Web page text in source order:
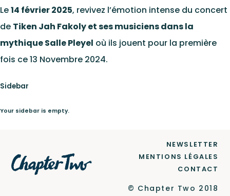
Le Label
Newsletter
Contact
Le14 février 2025, revivez l’émotion intense du concert
de Tiken Jah Fakoly et ses musiciens dans la
mythique Salle Pleyel où ils jouent pour la première
fois ce 13 Novembre 2024.
Sidebar
Your sidebar is empty.
NEWSLETTER
MENTIONS LÉGALES
CONTACT
© Chapter Two 2018
Ce site est protégé par reCAPTCHA et Google
Politique de confidentialité